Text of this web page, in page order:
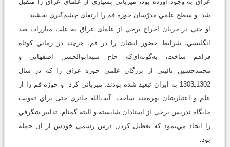
شد و سطح علمي مدرّسان حوزه قم را ارتقای چشم‌گيري بخشيد.
او حتي در جريان اخراج برخي از علمای عراق به علت مبارزات ضد
انگليسي، شرایط حضور ايشان را در قم، هرچند در زماني کوتاه
فراهم ساخت، به‌گونه‌ای‌که حاج سيدابوالحسن اصفهاني و
محمدحسين نائيني از بزرگان علمي حوزه عراق را که در سال
1302ـ1303 به ايران تبعيد شده بودند، ميزباني کرد و حوزه قم را از
علم و اعتبارشان بهره‌مند ساخت. آيت‌‌الله حائري حتی براي تقويت
جايگاه تدريس برخي از استادان شايسته و البته گمنام، تدابير شگرفي
را اتخاذ مي‌نمود که تعطيل کردن درس رسمي خودش از آن جمله
بود.